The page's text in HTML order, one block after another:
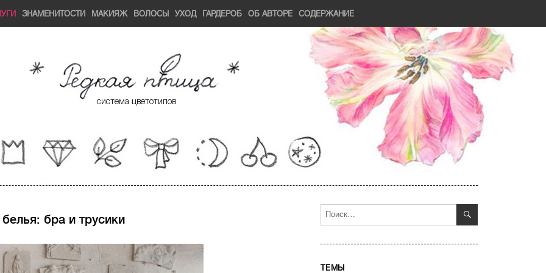
ЗНАМЕНИТОСТИ МАКИЯЖ ВОЛОСЫ УХОД ГАРДЕРОБ ОБ АВТОРЕ СОДЕРЖАНИЕ
система цветотипов
бра и трусики
Искать: ПОИСК
ТЕМЫ